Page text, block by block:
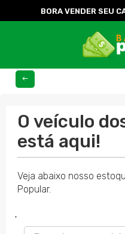
BORA VENDER SEU
O veículo
está aqui!
Veja abaixo nosso
Popular.
'